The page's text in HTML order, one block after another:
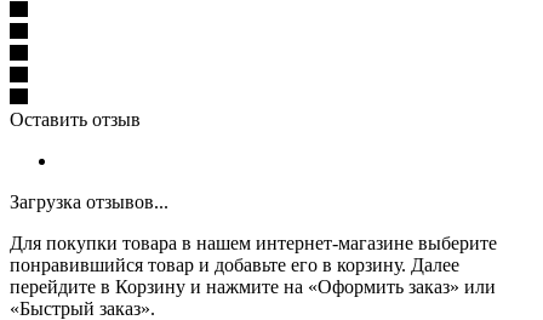
Оставить отзыв
Загрузка отзывов...
Для покупки товара в нашем интернет-магазине выберите
понравившийся товар и добавьте его в корзину. Далее
перейдите в Корзину и нажмите на «Оформить заказ» или
«Быстрый заказ».